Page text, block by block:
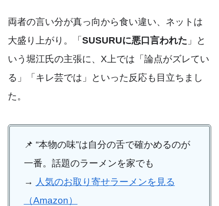
両者の言い分が真っ向から食い違い、ネットは
大盛り上がり。「SUSURUに悪口言われた 」と
いう堀江氏の主張に、X上では「論点がズレてい
る」「キレ芸では」といった反応も目立ちまし
た。
📌 “本物の味”は自分の舌で確かめるのが
一番。話題のラーメンを家でも
→
人気のお取り寄せラーメンを見る
（Amazon）